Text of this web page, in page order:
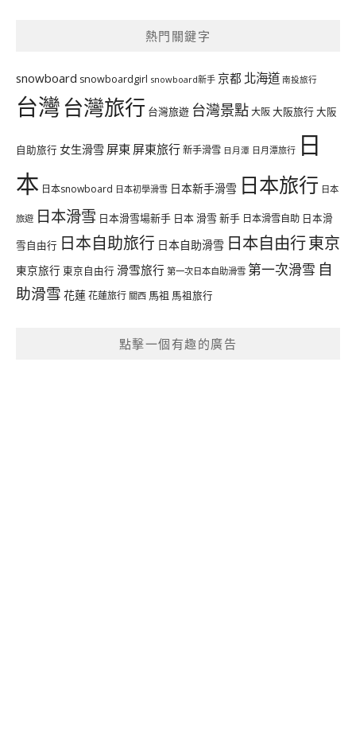
熱門關鍵字
snowboard snowboardgirl snowboard新手 京都 北海道 南投旅行
台灣台灣旅行 台灣旅遊 台灣景點大阪大阪旅行大阪
自助旅行 女生滑雪 屏東 屏東旅行新手滑雪 日月潭 日月潭旅行 日
本 日本snowboard 日本初學滑雪 日本新手滑雪 日本旅行 日本
旅遊 日本滑雪 日本滑雪場新手 日本 滑雪 新手 日本滑雪自助 日本滑
雪自由行 日本自助旅行 日本自助滑雪 日本自由行東京
東京旅行 東京自由行 滑雪旅行 第一次日本自助滑雪 第一次滑雪 自
助滑雪 花蓮花蓮旅行 關西 馬祖 馬祖旅行
點擊一個有趣的廣告